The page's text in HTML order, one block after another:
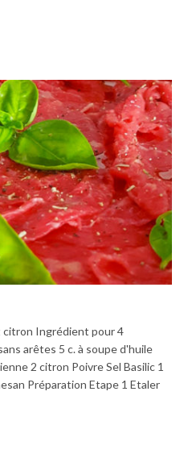
citron Ingrédient pour 4
arêtes 5 c. à soupe d'huile
2 citron Poivre Sel Basilic 1
Préparation Etape 1 Etaler